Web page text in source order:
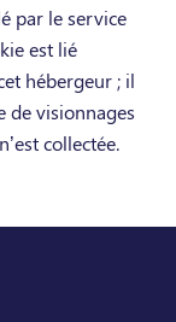
par le service
est lié
hébergeur ; il
de visionnages
collectée.